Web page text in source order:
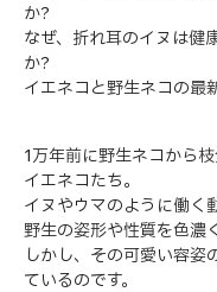
か?
なぜ、折れ耳のイヌは健
か?
イエネコと野生ネコの最
1万年前に野生ネコから
イエネコたち。
イヌやウマのように働く
野生の姿形や性質を色濃
しかし、その可愛い容姿
ているのです。